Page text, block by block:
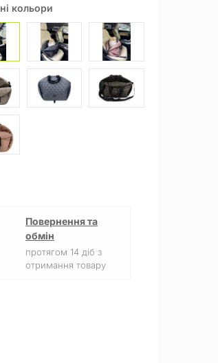
кольори
Повернення та
обмін
протягом 14 діб з
отримання товару